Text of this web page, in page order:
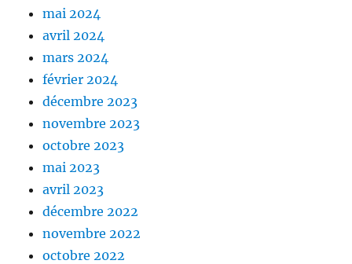
mai 2024
avril 2024
mars 2024
février 2024
décembre 2023
novembre 2023
octobre 2023
mai 2023
avril 2023
décembre 2022
novembre 2022
octobre 2022